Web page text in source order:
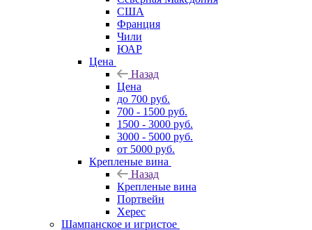
США
Франция
Чили
ЮАР
Цена
Назад
Цена
до 700 руб.
700 - 1500 руб.
1500 - 3000 руб.
3000 - 5000 руб.
от 5000 руб.
Крепленые вина
Назад
Крепленые вина
Портвейн
Херес
Шампанское и игристое